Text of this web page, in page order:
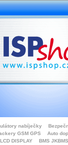
nabíječky
GSM GPS
Auto
DISPLAY
BMS